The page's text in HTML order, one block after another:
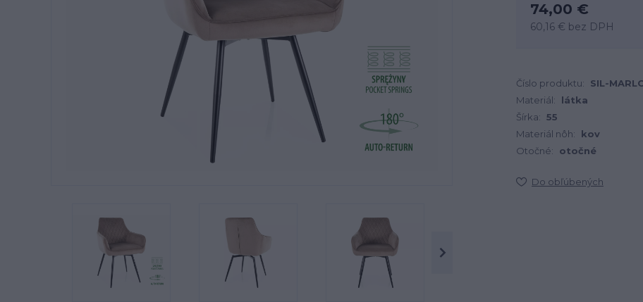
74,00 €
60,16 € bez DPH
Číslo produktu: SIL-
Materiál:
látka
Šírka: 55
Materiál nôh:
kov
Otočné:
otočné
Do obľúbených